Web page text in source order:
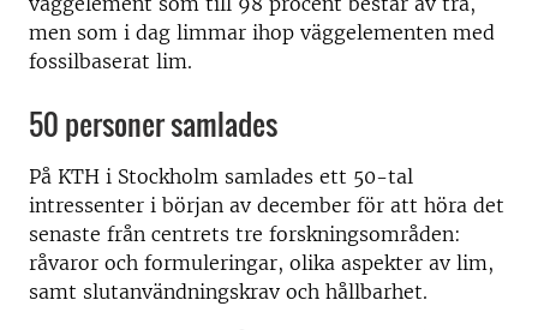
men som i dag limmar ihop väggelementen med
fossilbaserat lim.
50 personer samlades
På KTH i Stockholm samlades ett 50-tal
intressenter i början av december för att höra det
senaste från centrets tre forskningsområden:
råvaror och formuleringar, olika aspekter av lim,
samt slutanvändningskrav och hållbarhet.